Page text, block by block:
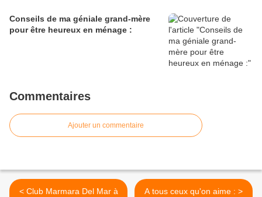
Conseils de ma géniale grand-mère
pour être heureux en ménage :
Commentaires
Ajouter un commentaire
< Club Marmara Del Mar à
A tous ceux qu'on aime : >